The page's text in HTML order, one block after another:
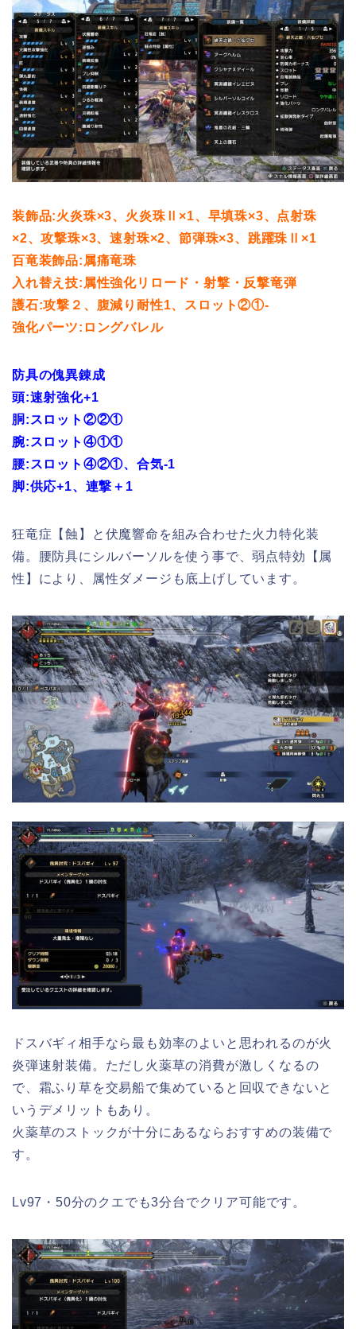
装飾品:火炎珠×3、火炎珠Ⅱ×1、早填珠×3、点射珠
×2、攻撃珠×3、速射珠×2、節弾珠×3、跳躍珠Ⅱ×1
百竜装飾品:属痛竜珠
入れ替え技:属性強化リロード・射撃・反撃竜弾
護石:攻撃２、腹減り耐性1、スロット②①-
強化パーツ:ロングバレル
防具の傀異錬成
頭:速射強化+1
胴:スロット②②①
腕:スロット④①①
腰:スロット④②①、合気-1
脚:供応+1、連撃＋1
狂竜症【蝕】と伏魔響命を組み合わせた火力特化装
備。腰防具にシルバーソルを使う事で、弱点特効【属
性】により、属性ダメージも底上げしています。
ドスバギィ相手なら最も効率のよいと思われるのが火
炎弾速射装備。ただし火薬草の消費が激しくなるの
で、霜ふり草を交易船で集めていると回収できないと
いうデメリットもあり。
火薬草のストックが十分にあるならおすすめの装備で
す。
Lv97・50分のクエでも3分台でクリア可能です。